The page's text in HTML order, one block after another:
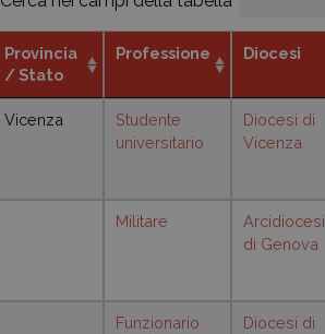
Provincia
/ Stato
Professione Diocesi
Vicenza
Studente
universitario
Diocesi di
Vicenza
Militare
Arcidiocesi
di Genova
Funzionario
Diocesi di